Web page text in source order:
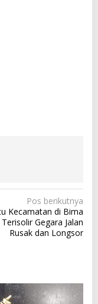
Pos berikutnya
Kecamatan di Bima
Gegara Jalan
Rusak dan Longsor